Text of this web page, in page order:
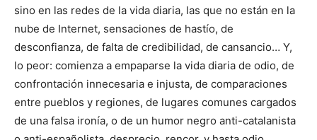
sino en las redes de la vida diaria, las que no están en la
nube de Internet, sensaciones de hastío, de
desconfianza, de falta de credibilidad, de cansancio… Y,
lo peor: comienza a empaparse la vida diaria de odio, de
confrontación innecesaria e injusta, de comparaciones
entre pueblos y regiones, de lugares comunes cargados
de una falsa ironía, o de un humor negro anti-catalanista